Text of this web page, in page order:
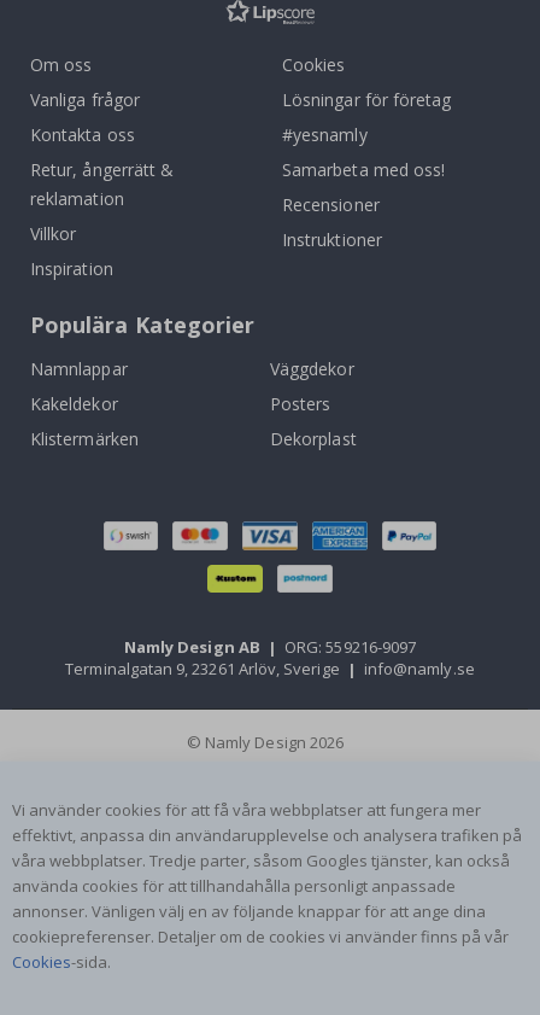
Om oss
Vanliga frågor
Kontakta oss
Retur, ångerrätt &
reklamation
Villkor
Inspiration
Cookies
Lösningar för företag
#yesnamly
Samarbeta med oss!
Recensioner
Instruktioner
Populära Kategorier
Namnlappar
Väggdekor
Kakeldekor
Posters
Klistermärken
Dekorplast
Namly Design AB | ORG: 559216-9097
Terminalgatan 9, 23261 Arlöv, Sverige | info@namly.se
© Namly Design 2026
Vi använder cookies för att få våra webbplatser att fungera mer
effektivt, anpassa din användarupplevelse och analysera trafiken på
våra webbplatser. Tredje parter, såsom Googles tjänster, kan också
använda cookies för att tillhandahålla personligt anpassade
annonser. Vänligen välj en av följande knappar för att ange dina
cookiepreferenser. Detaljer om de cookies vi använder finns på vår
Cookies-sida.